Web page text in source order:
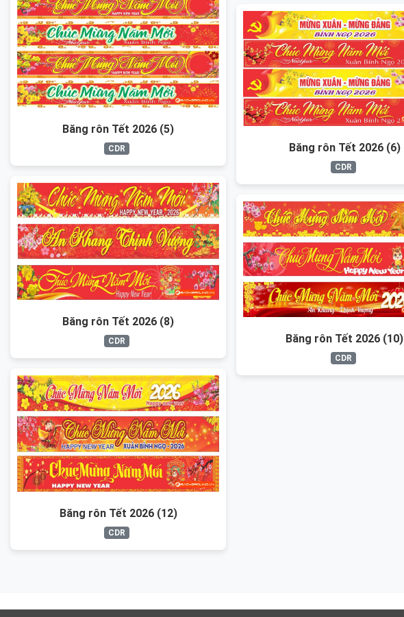
Băng rôn Tết 2026 (5)
CDR Băng rôn Tết 2026 (6)
CDR
Băng rôn Tết 2026 (8)
CDR Băng rôn Tết 2026 (10)
CDR
Băng rôn Tết 2026 (12)
CDR